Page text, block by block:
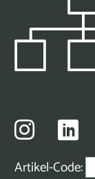
Artikel-Code: